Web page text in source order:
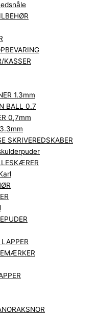
KASSER
1.3mm
BALL 0.7
0,7mm
SKRIVEREDSKABER